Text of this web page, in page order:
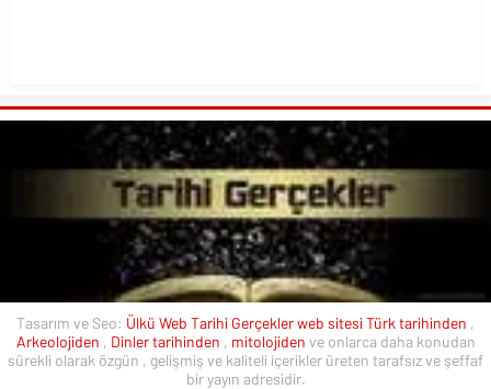
Tasarım ve Seo: Ülkü Web Tarihi Gerçekler web sitesiTürk tarihinden ,
Arkeolojiden , Dinler tarihinden , mitolojiden ve onlarca daha konudan
sürekli olarak özgün , gelişmiş ve kaliteli içerikler üreten tarafsız ve şeffaf
bir yayın adresidir.